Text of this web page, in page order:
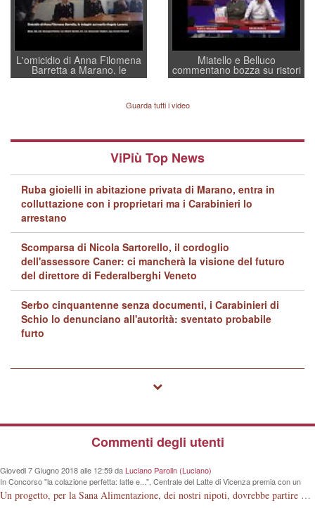
L'omicidio di Anna Filomena
Barretta a Marano, le
indagini dei carabinieri di
quelle di... Barbara D'Urso
Miatello e Belluco
commentano bozza su ristori
BPVi e Veneto Banca
Guarda tutti i video
ViPiù Top News
Ruba gioielli in abitazione privata di Marano, entra in
colluttazione con i proprietari ma i Carabinieri lo
arrestano
Scomparsa di Nicola Sartorello, il cordoglio
dell'assessore Caner: ci mancherà la visione del futuro
del direttore di Federalberghi Veneto
Serbo cinquantenne senza documenti, i Carabinieri di
Schio lo denunciano all'autorità: sventato probabile
furto
Commenti degli utenti
Giovedi 7 Giugno 2018 alle 12:59 daLuciano Parolin (Luciano)
In Concorso "la colazione perfetta: latte e...", Centrale del Latte di Vicenza premia con un
iPad Primaria "G. Rodari" e altre 4 scuole
Un progetto, per la Sana Alimentazione, dei nostri nipoti, dovrebbe partire dalla conoscenza della Mucca da Latte. La Vacca che produce la materia prima. Meno lezioni, più visioni dirette.